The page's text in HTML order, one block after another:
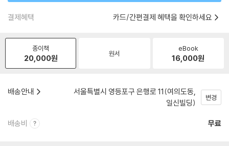
결제혜택 카드/간편결제 혜택을 확인하세요
종이책
20,000원 원서
eBook
16,000원
배송안내
서울특별시 영등포구 은행로 11(여의도동,
일신빌딩)
변경
배송비 무료